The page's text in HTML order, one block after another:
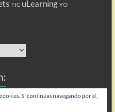
TIC uLearning YO
Si continúas navegando por él,